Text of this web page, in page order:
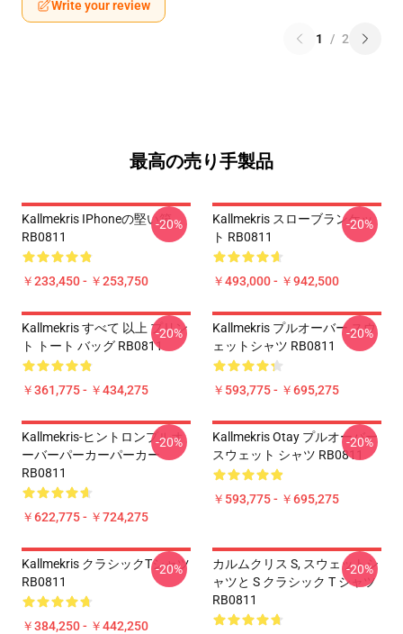
Write your review
1 / 2
最高の売り手製品
Kallmekris IPhoneの堅い箱
RB0811
￥233,450 - ￥253,750
-20%
Kallmekris スローブランケッ
ト RB0811
￥493,000 - ￥942,500
-20%
Kallmekris すべて 以上 プリン
ト トート バッグ RB0811
￥361,775 - ￥434,275
-20%
Kallmekris プルオーバー スウ
ェットシャツ RB0811
￥593,775 - ￥695,275
-20%
Kallmekris-ヒントロンプルオ
ーバーパーカーパーカー
RB0811
￥622,775 - ￥724,275
-20%
Kallmekris Otay プルオーバー
スウェット シャツ RB0811
￥593,775 - ￥695,275
-20%
Kallmekris クラシックTシャツ
RB0811
￥384,250 - ￥442,250
-20%
カルムクリス S, スウェットシ
ャツと S クラシック T シャツ
RB0811
-20%